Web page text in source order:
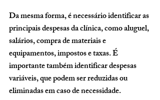
Da mesma forma, é necessário identificar as
principais despesas da clínica, como aluguel,
salários, compra de materiais e
equipamentos, impostos e taxas. É
importante também identificar despesas
variáveis, que podem ser reduzidas ou
eliminadas em caso de necessidade.